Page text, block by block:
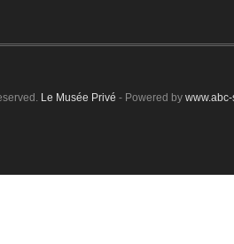
Le Musée Privé - Powered by